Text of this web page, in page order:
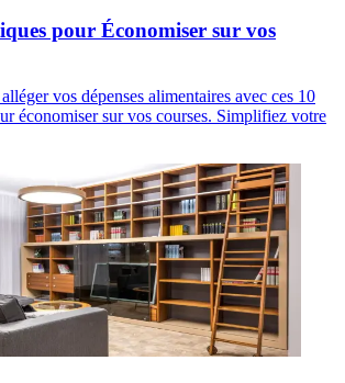
pour Économiser sur vos
vos dépenses alimentaires avec ces 10
économiser sur vos courses. Simplifiez votre